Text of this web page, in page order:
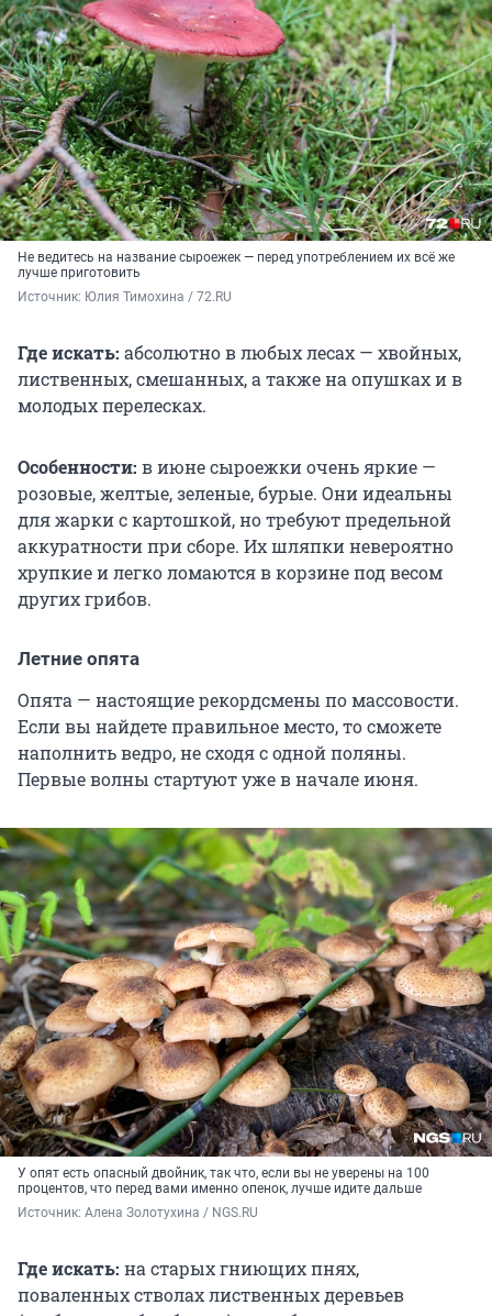
Не ведитесь на название сыроежек — перед употреблением их всё же
лучше приготовить
Источник: Юлия Тимохина / 72.RU
Где искать: абсолютно в любых лесах — хвойных,
лиственных, смешанных, а также на опушках и в
молодых перелесках.
Особенности: в июне сыроежки очень яркие —
розовые, желтые, зеленые, бурые. Они идеальны
для жарки с картошкой, но требуют предельной
аккуратности при сборе. Их шляпки невероятно
хрупкие и легко ломаются в корзине под весом
других грибов.
Летние опята
Опята — настоящие рекордсмены по массовости.
Если вы найдете правильное место, то сможете
наполнить ведро, не сходя с одной поляны.
Первые волны стартуют уже в начале июня.
У опят есть опасный двойник, так что, если вы не уверены на 100
процентов, что перед вами именно опенок, лучше идите дальше
Источник: Алена Золотухина / NGS.RU
Где искать: на старых гниющих пнях,
поваленных стволах лиственных деревьев